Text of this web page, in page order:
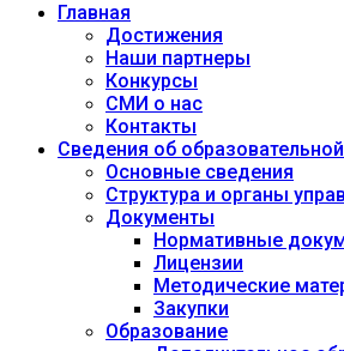
Главная
Достижения
Наши партнеры
Конкурсы
СМИ о нас
Контакты
Сведения об
Основные сведения
Структура и органы
Документы
Нормативные
Лицензии
Методические
Закупки
Образование